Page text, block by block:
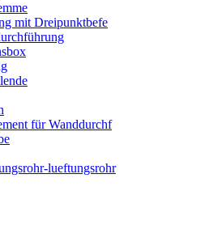
mit Dreipunktbefe
für Wanddurchf
lueftungsrohr